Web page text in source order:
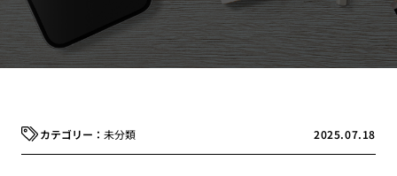
2025.07.18
未分類